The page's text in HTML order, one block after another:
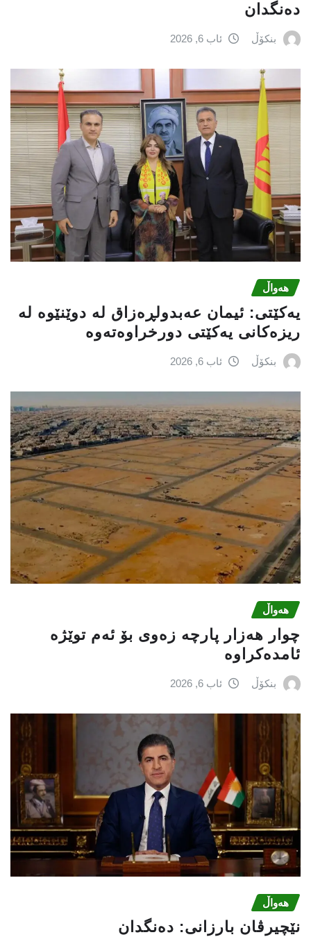
دەنگدان
بنکۆڵ ئاب 6, 2026
هەواڵ
یه‌كێتی: ئیمان عه‌بدولڕه‌زاق له‌ دوێنێوه‌ له‌
ریزه‌كانی یه‌كێتی دورخراوه‌ته‌وه‌
بنکۆڵ ئاب 6, 2026
هەواڵ
چوار هەزار پارچە زەوی بۆ ئەم توێژە
ئامدەکراوە
بنکۆڵ ئاب 6, 2026
هەواڵ
نێچيرڤان بارزانى: دەنگدان